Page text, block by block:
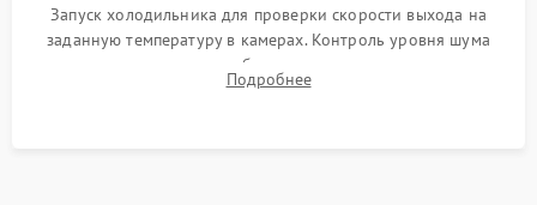
Запуск холодильника для проверки скорости выхода на
заданную температуру в камерах. Контроль уровня шума
компрессора, отсутствия обмерзания стенок и корректного
срабатывания системы автоматической оттайки.
Подробнее